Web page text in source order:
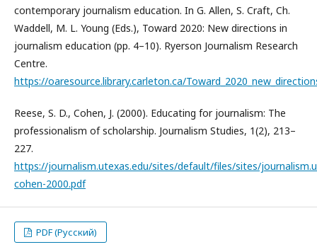
contemporary journalism education. In G. Allen, S. Craft, Ch.
Waddell, M. L. Young (Eds.), Toward 2020: New directions in
journalism education (pp. 4–10). Ryerson Journalism Research
Centre.
https://oaresource.library.carleton.ca/
Reese, S. D., Cohen, J. (2000). Educating for journalism: The
professionalism of scholarship. Journalism Studies, 1(2), 213–
227.
https://journalism.utexas.edu/sites/default/files/sites/
cohen-2000.pdf
PDF (Русский)